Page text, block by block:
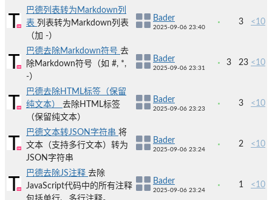
巴德列表转为Markdown列
表 列表转为Markdown列表
（加 -）
Bader
2025-09-06 23:40
3 <10
巴德去除Markdown符号 去
除Markdown符号（如 #, *,
-）
Bader
2025-09-06 23:31
3 23 <10
巴德去除HTML标签（保留
纯文本） 去除HTML标签
（保留纯文本）
Bader
2025-09-06 23:23
3 <10
巴德文本转JSON字符串 将
文本（支持多行文本）转为
JSON字符串
Bader
2025-09-06 23:24
2 <10
巴德去除JS注释 去除
JavaScript代码中的所有注释
Bader
2025-09-06 23:24
1 <10